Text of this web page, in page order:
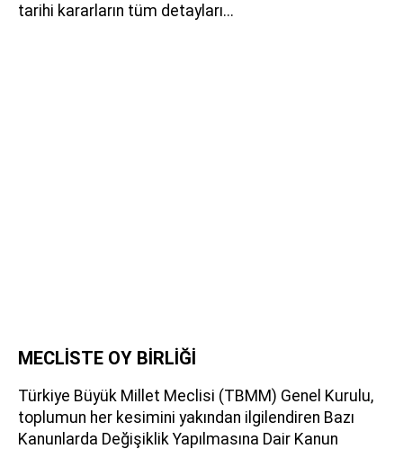
tarihi kararların tüm detayları...
MECLİSTE OY BİRLİĞİ
Türkiye Büyük Millet Meclisi (TBMM) Genel Kurulu,
toplumun her kesimini yakından ilgilendiren Bazı
Kanunlarda Değişiklik Yapılmasına Dair Kanun